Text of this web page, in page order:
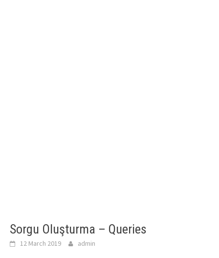
Sorgu Oluşturma – Queries
12 March 2019 admin